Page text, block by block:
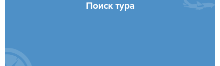
Поиск тура